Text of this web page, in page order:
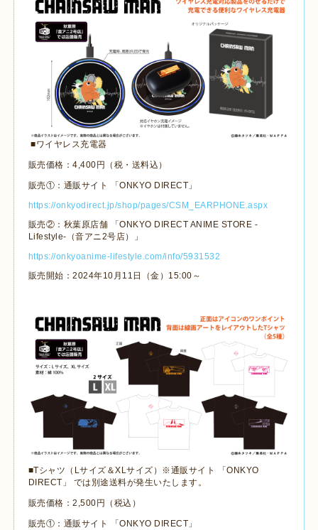
■ワイヤレス充電器
販売価格：4,400円（税・送料込）
販売①：通販サイト 「ONKYO DIRECT」
https://onkyodirect.jp/shop/pages/CSM_EARPHONE.aspx
販売②：秋葉原店舗 「ONKYO DIRECT ANIME STORE -
Lifestyle-（音アニ2号店）」
https://onkyoanime-lifestyle.com/info/5931532
販売開始：2024年10月11日（金）15:00～
■Tシャツ（Lサイズ＆XLサイズ）※通販サイト 「ONKYO
DIRECT」 では別途送料が発生いたします。
販売価格：2,500円（税込）
販売①：通販サイト 「ONKYO DIRECT」